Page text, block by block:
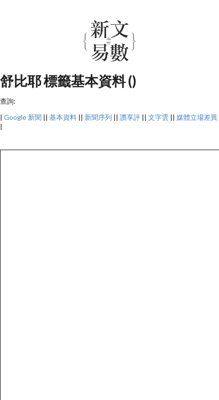
舒比耶 標籤基本資料 ()
查詢:
| Google 新聞 || 基本資料 || 新聞序列 || 讚享評 || 文字雲 || 媒體立場差異
|